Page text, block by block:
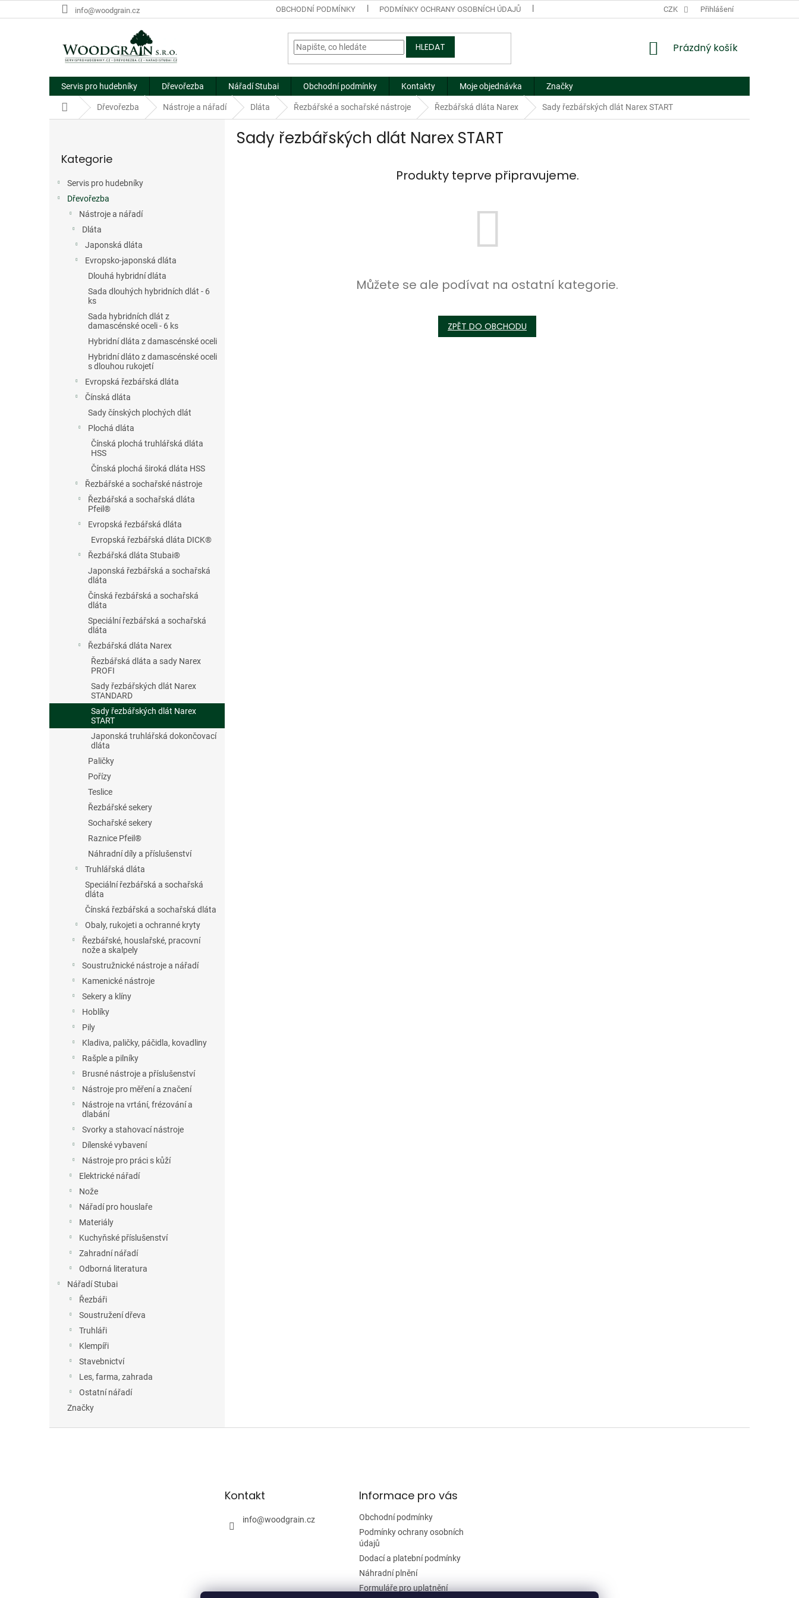
na
info@woodgrain.cz OBCHODNÍ PODMÍNKY PODMÍNKY OCHRANY OSOBNÍCH ÚDAJŮ NÁHRADNÍ PLNĚNÍ
CZK Přihlášení
HLEDAT
NÁKUPNÍ
Prázdný košík
Servis pro hudebníky Dřevořezba Nářadí Stubai Obchodní podmínky Kontakty Moje objednávka Značky
Domů Dřevořezba Nástroje a nářadí Dláta Řezbářské a sochařské nástroje Řezbářská dláta Narex Sady řezbářských dlát Narex START
kategorie
Kategorie
Servis pro hudebníky
Dřevořezba
Nástroje a nářadí
Dláta
Japonská dláta
Evropsko-japonská dláta
Dlouhá hybridní dláta
Sada dlouhých hybridních dlát - 6
ks
Sada hybridních dlát z
damascénské oceli - 6 ks
Hybridní dláta z damascénské oceli
Hybridní dláto z damascénské oceli
s dlouhou rukojetí
Evropská řezbářská dláta
Čínská dláta
Sady čínských plochých dlát
Plochá dláta
Čínská plochá truhlářská dláta
HSS
Čínská plochá široká dláta HSS
Řezbářské a sochařské nástroje
Řezbářská a sochařská dláta
Pfeil®
Evropská řezbářská dláta
Evropská řezbářská dláta DICK®
Řezbářská dláta Stubai®
Japonská řezbářská a sochařská
dláta
Čínská řezbářská a sochařská
dláta
Speciální řezbářská a sochařská
dláta
Řezbářská dláta Narex
Řezbářská dláta a sady Narex
PROFI
Sady řezbářských dlát Narex
STANDARD
Sady řezbářských dlát Narex
START
Japonská truhlářská dokončovací
dláta
Paličky
Pořízy
Teslice
Řezbářské sekery
Sochařské sekery
Raznice Pfeil®
Náhradní díly a příslušenství
Truhlářská dláta
Speciální řezbářská a sochařská
dláta
Čínská řezbářská a sochařská dláta
Obaly, rukojeti a ochranné kryty
Řezbářské, houslařské, pracovní
nože a skalpely
Soustružnické nástroje a nářadí
Kamenické nástroje
Sekery a klíny
Hoblíky
Pily
Kladiva, paličky, páčidla, kovadliny
Rašple a pilníky
Brusné nástroje a příslušenství
Nástroje pro měření a značení
Nástroje na vrtání, frézování a
dlabání
Svorky a stahovací nástroje
Dílenské vybavení
Nástroje pro práci s kůží
Elektrické nářadí
Nože
Nářadí pro houslaře
Materiály
Kuchyňské příslušenství
Zahradní nářadí
Odborná literatura
Nářadí Stubai
Řezbáři
Soustružení dřeva
Truhláři
Klempíři
Stavebnictví
Les, farma, zahrada
Ostatní nářadí
Značky
Sady řezbářských dlát Narex START
Produkty teprve připravujeme.
Můžete se ale podívat na ostatní kategorie.
ZPĚT DO OBCHODU
Kontakt
info@woodgrain.cz
Informace pro vás
Obchodní podmínky
Podmínky ochrany osobních
údajů
Dodací a platební podmínky
Náhradní plnění
Formuláře pro uplatnění